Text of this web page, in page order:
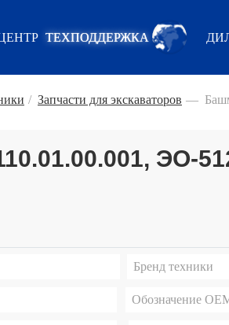
ТЕХПОДДЕРЖКА
/ Запчасти для экскаваторов —
ЭО-
Бренд техники
Обозначение